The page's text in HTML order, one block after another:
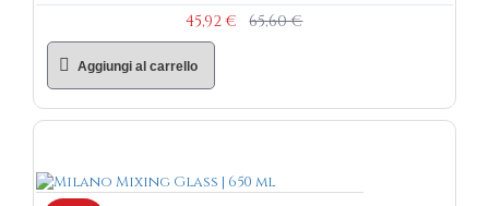
45,92 €
65,60 €
Aggiungi al carrello